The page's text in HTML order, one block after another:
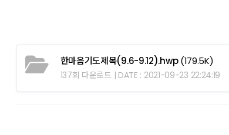
한마음기도제목(9.6-9.12).hwp(179.5K)
137회 다운로드 | DATE : 2021-09-23 22:24:19